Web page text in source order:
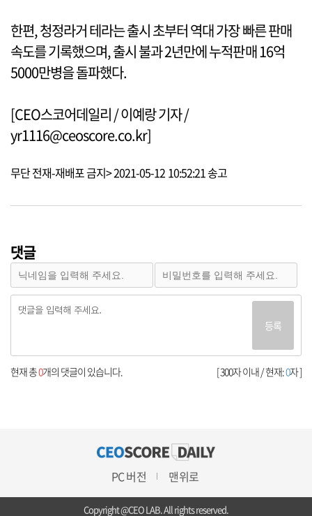
한편, 청정라거 테라는 출시 초부터 역대 가장 빠른 판매
속도를 기록했으며, 출시 불과 2년만에 누적판매 16억
5000만병을 돌파했다.
[CEO스코어데일리 / 이예랑 기자 /
yr1116@ceoscore.co.kr]
무단 전재-재배포 금지> 2021-05-12 10:52:21 송고
댓글
등록
[ 300자 이내 / 현재:0자 ]
현재 총0개의 댓글이 있습니다.
PC 버전 맨위로
Copyright @CEO LAB. All rights reserved.